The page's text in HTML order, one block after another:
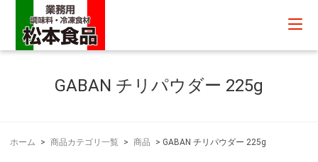
GABAN チリパウダー 225g
ホーム > 商品カテゴリ一覧 > 商品 > GABAN チリパウダー 225g